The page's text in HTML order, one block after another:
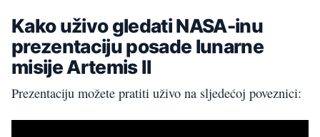
Kako uživo gledati NASA-inu
prezentaciju posade lunarne
misije Artemis II
Prezentaciju možete pratiti uživo na sljedećoj poveznici: